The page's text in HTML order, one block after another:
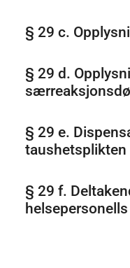
§ 29 c.
§ 29 d.
§ 29 e.
taushetsplikten
§ 29 f.